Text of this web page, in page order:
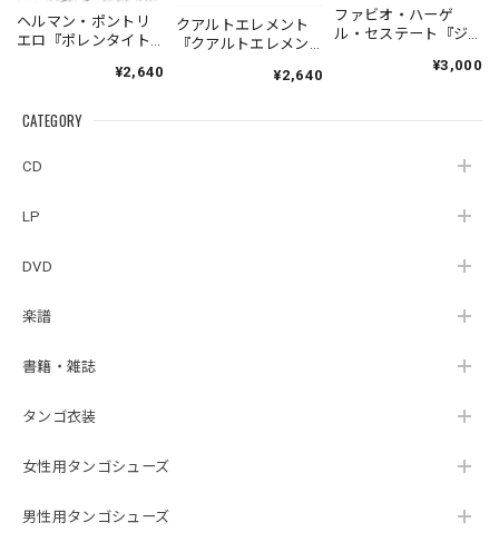
CATEGORY
CD
LP
DVD
楽譜
書籍・雑誌
タンゴ衣装
女性用タンゴシューズ
男性用タンゴシューズ
ヘルマン・ポントリ
エロ『ポレンタイト
Pontoriero『POLENT
la Ribera』
¥2,640
クアルトエレメント
『クアルトエレメン
Cuartoelemento『Cu
（007RECORDS-27）
¥2,640
ファビオ・ハーゲ
ル・セステート『ジ
¥3,000